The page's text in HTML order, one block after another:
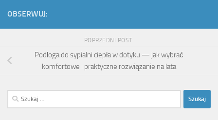
OBSERWUJ:
POPRZEDNI POST
Podłoga do sypialni ciepła w dotyku — jak wybrać
komfortowe i praktyczne rozwiązanie na lata
Szukaj: